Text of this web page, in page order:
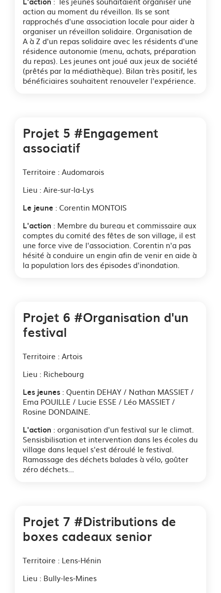
action au moment du réveillon. Ils se sont
rapprochés d'une association locale pour aider à
organiser un réveillon solidaire. Organisation de
A à Z d'un repas solidaire avec les résidents d'une
résidence autonomie (menu, achats, préparation
du repas). Les jeunes ont joué aux jeux de société
(prêtés par la médiathèque). Bilan très positif, les
bénéficiaires souhaitent renouveler l'expérience.
Projet 5 #Engagement
associatif
Territoire : Audomarois
Lieu : Aire-sur-la-Lys
Le jeune : Corentin MONTOIS
L'action : Membre du bureau et commissaire aux
comptes du comité des fêtes de son village, il est
une force vive de l'association. Corentin n'a pas
hésité à conduire un engin afin de venir en aide à
la population lors des épisodes d'inondation.
Projet 6 #Organisation d'un
festival
Territoire : Artois
Lieu : Richebourg
Les jeunes : Quentin DEHAY / Nathan MASSIET /
Ema POUILLE / Lucie ESSE / Léo MASSIET /
Rosine DONDAINE.
L'action : organisation d'un festival sur le climat.
Sensisbilisation et intervention dans les écoles du
village dans lequel s'est déroulé le festival.
Ramassage des déchets balades à vélo, goûter
zéro déchets...
Projet 7 #Distributions de
boxes cadeaux senior
Territoire : Lens-Hénin
Lieu : Bully-les-Mines